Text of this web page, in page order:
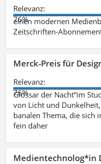
Relevanz:
76%
einen modernen
Zeitschriften-
Merck-Preis für
Relevanz:
76%
Glossar der Nacht“im
von Licht und
banalen Thema, die sich
fein daher
Medientechnolog*in